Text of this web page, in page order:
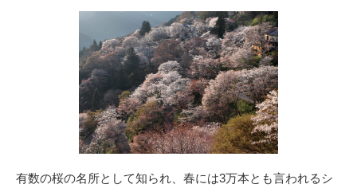
有数の桜の名所として知られ、春には3万本とも言われるシ